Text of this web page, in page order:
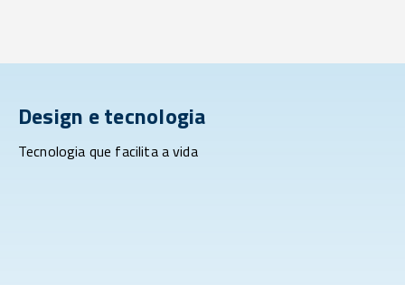
Design e tecnologia
Tecnologia que facilita a vida